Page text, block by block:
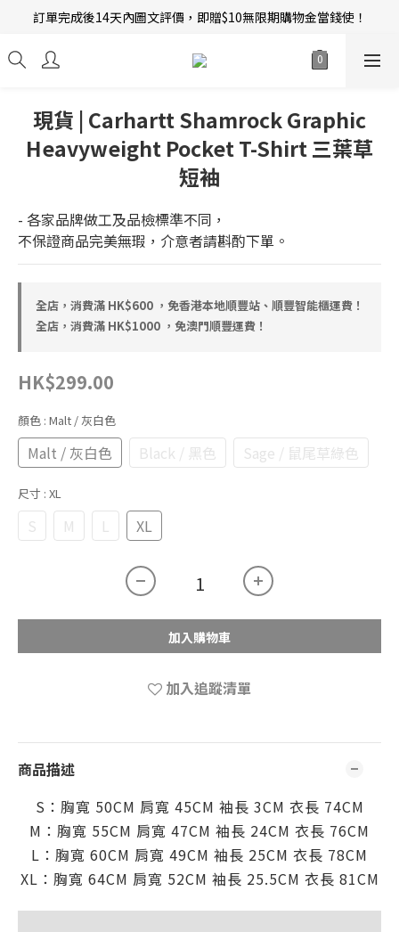
新會員招募中 | 即送 $12 購物金當錢使！
訂單完成後14天內圖文評價，即贈$10無限期購物金當錢使！
新會員招募中 | 即送 $12 購物金當錢使！
現貨 | Carhartt Shamrock Graphic
Heavyweight Pocket T-Shirt 三葉草
短袖
- 各家品牌做工及品檢標準不同，
不保證商品完美無瑕，介意者請斟酌下單。
全店，消費滿 HK$600 ，免香港本地順豐站、順豐智能櫃運費！
全店，消費滿 HK$1000 ，免澳門順豐運費！
HK$299.00
顏色 : Malt / 灰白色
Malt / 灰白色 Black / 黑色 Sage / 鼠尾草綠色
尺寸 : XL
S M L XL
加入購物車
加入追蹤清單
商品描述
S： 胸寬 50CM 肩寬 45CM 袖長 3CM 衣長 74CM
M： 胸寬 55CM 肩寬 47CM 袖長 24CM 衣長 76CM
L： 胸寬 60CM 肩寬 49CM 袖長 25CM 衣長 78CM
XL： 胸寬 64CM 肩寬 52CM 袖長 25.5CM 衣長 81CM